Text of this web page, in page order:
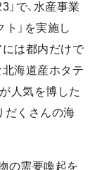
で、水産事業
」を実施し
には都内だけで
北海道産ホタテ
人気を博した
だくさんの海
の需要喚起を